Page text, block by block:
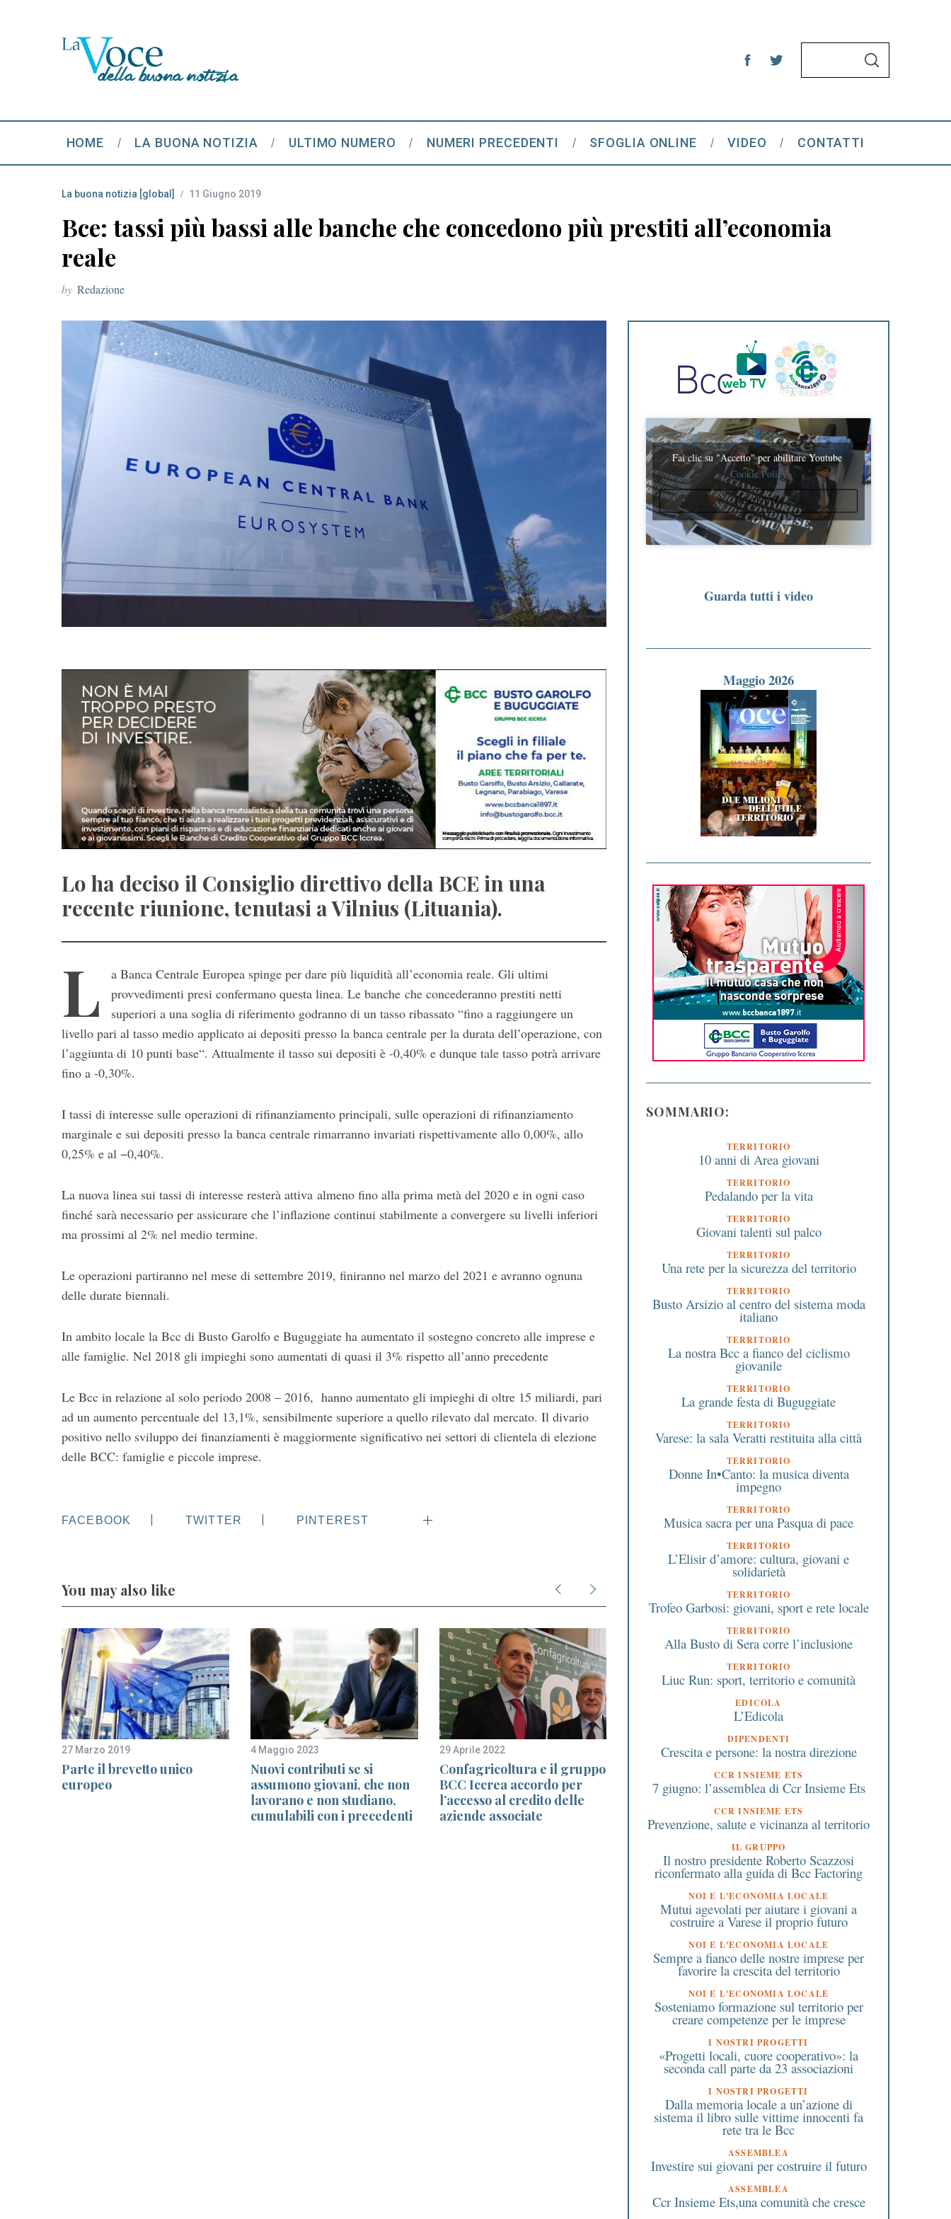
h
f
:
S
HOME LA BUONA NOTIZIA ULTIMO NUMERO NUMERI PRECEDENTI SFOGLIA ONLINE VIDEO CONTATTI
La buona notizia [global] 11 Giugno 2019
Bce: tassi più bassi alle banche che concedono più prestiti all’economia
reale
by Redazione
Lo ha deciso il Consiglio direttivo della BCE in una
recente riunione, tenutasi a Vilnius (Lituania).
L
a Banca Centrale Europea spinge per dare più liquidità all’economia reale. Gli ultimi
provvedimenti presi confermano questa linea. Le banche che concederanno prestiti netti
superiori a una soglia di riferimento godranno di un tasso ribassato “fino a raggiungere un
livello pari al tasso medio applicato ai depositi presso la banca centrale per la durata dell’operazione, con
l’aggiunta di 10 punti base“. Attualmente il tasso sui depositi è -0,40% e dunque tale tasso potrà arrivare
fino a -0,30%.
I tassi di interesse sulle operazioni di rifinanziamento principali, sulle operazioni di rifinanziamento
marginale e sui depositi presso la banca centrale rimarranno invariati rispettivamente allo 0,00%, allo
0,25% e al −0,40%.
La nuova linea sui tassi di interesse resterà attiva almeno fino alla prima metà del 2020 e in ogni caso
finché sarà necessario per assicurare che l’inflazione continui stabilmente a convergere su livelli inferiori
ma prossimi al 2% nel medio termine.
Le operazioni partiranno nel mese di settembre 2019, finiranno nel marzo del 2021 e avranno ognuna
delle durate biennali.
In ambito locale la Bcc di Busto Garolfo e Buguggiate ha aumentato il sostegno concreto alle imprese e
alle famiglie. Nel 2018 gli impieghi sono aumentati di quasi il 3% rispetto all’anno precedente
Le Bcc in relazione al solo periodo 2008 – 2016, hanno aumentato gli impieghi di oltre 15 miliardi, pari
ad un aumento percentuale del 13,1%, sensibilmente superiore a quello rilevato dal mercato. Il divario
positivo nello sviluppo dei finanziamenti è maggiormente significativo nei settori di clientela di elezione
delle BCC: famiglie e piccole imprese.
FACEBOOK TWITTER PINTEREST
You may also like
27 Marzo 2019
Parte il brevetto unico
europeo
4 Maggio 2023
Nuovi contributi se si
assumono giovani, che non
lavorano e non studiano,
cumulabili con i precedenti
29 Aprile 2022
Confagricoltura e il gruppo
BCC Iccrea accordo per
l’accesso al credito delle
aziende associate
4 Aprile 2023
Gruppo BCC Iccrea: il piano
industriale valorizza
autonomia, localismo e
prossimità delle banche
18 Luglio 2023
European Covered
Fai clic su "Accetto" per abilitare Youtube
Cookie Policy
ACCETTO
Guarda tutti i video
Maggio 2026
SOMMARIO:
TERRITORIO
10 anni di Area giovani
TERRITORIO
Pedalando per la vita
TERRITORIO
Giovani talenti sul palco
TERRITORIO
Una rete per la sicurezza del territorio
TERRITORIO
Busto Arsizio al centro del sistema moda
italiano
TERRITORIO
La nostra Bcc a fianco del ciclismo
giovanile
TERRITORIO
La grande festa di Buguggiate
TERRITORIO
Varese: la sala Veratti restituita alla città
TERRITORIO
Donne In•Canto: la musica diventa
impegno
TERRITORIO
Musica sacra per una Pasqua di pace
TERRITORIO
L’Elisir d’amore: cultura, giovani e
solidarietà
TERRITORIO
Trofeo Garbosi: giovani, sport e rete locale
TERRITORIO
Alla Busto di Sera corre l’inclusione
TERRITORIO
Liuc Run: sport, territorio e comunità
EDICOLA
L’Edicola
DIPENDENTI
Crescita e persone: la nostra direzione
CCR INSIEME ETS
7 giugno: l’assemblea di Ccr Insieme Ets
CCR INSIEME ETS
Prevenzione, salute e vicinanza al territorio
IL GRUPPO
Il nostro presidente Roberto Scazzosi
riconfermato alla guida di Bcc Factoring
NOI E L'ECONOMIA LOCALE
Mutui agevolati per aiutare i giovani a
costruire a Varese il proprio futuro
NOI E L'ECONOMIA LOCALE
Sempre a fianco delle nostre imprese per
favorire la crescita del territorio
NOI E L'ECONOMIA LOCALE
Sosteniamo formazione sul territorio per
creare competenze per le imprese
I NOSTRI PROGETTI
«Progetti locali, cuore cooperativo»: la
seconda call parte da 23 associazioni
I NOSTRI PROGETTI
Dalla memoria locale a un’azione di
sistema il libro sulle vittime innocenti fa
rete tra le Bcc
ASSEMBLEA
Investire sui giovani per costruire il futuro
ASSEMBLEA
Ccr Insieme Ets,una comunità che cresce
e
a
r
f
o
r